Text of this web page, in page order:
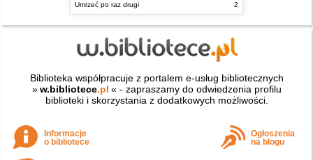
Umrzeć po raz drugi
2
Biblioteka współpracuje z portalem e-usług bibliotecznych
» w.bibliotece.pl « - zapraszamy do odwiedzenia profilu
biblioteki i skorzystania z dodatkowych możliwości.
Informacje
o bibliotece
Ogłoszenia
na blogu